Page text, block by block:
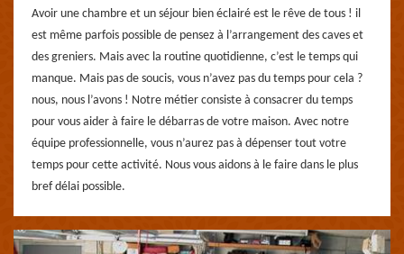
Avoir une chambre et un séjour bien éclairé est le rêve de tous ! il
est même parfois possible de pensez à l’arrangement des caves et
des greniers. Mais avec la routine quotidienne, c’est le temps qui
manque. Mais pas de soucis, vous n’avez pas du temps pour cela ?
nous, nous l’avons ! Notre métier consiste à consacrer du temps
pour vous aider à faire le débarras de votre maison. Avec notre
équipe professionnelle, vous n’aurez pas à dépenser tout votre
temps pour cette activité. Nous vous aidons à le faire dans le plus
bref délai possible.